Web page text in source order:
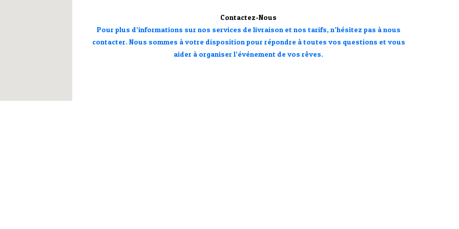
Contactez-Nous
Pour plus d’informations sur nos services de livraison et nos tarifs, n’hésitez pas à nous
contacter. Nous sommes à votre disposition pour répondre à toutes vos questions et vous
aider à organiser l’événement de vos rêves.